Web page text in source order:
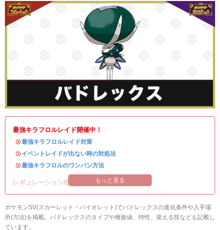
最強キラフロルレイド開催中！
・最強キラフロルレイド対策
・ イベントレイドが出ない時の対処法
・最強キラフロルのワンパン方法
レギュレーションI開催中！ もっと見る
ポケモンSV(スカーレット・バイオレット)でバドレックスの進化条件や入手場
所(方法)を掲載。バドレックスのタイプや種族値、特性、覚える技なども記載し
ています。